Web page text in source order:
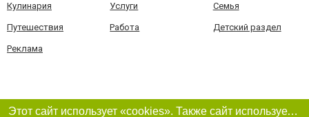
Кулинария Услуги Семья
Путешествия Работа Детский раздел
Реклама
Этот сайт использует «cookies». Также сайт использует интернет-сервис для сбора технических данных касательно посетителей с целью получения маркетинговой и статистической информации. Условия обработки данных посетителей сайта см.